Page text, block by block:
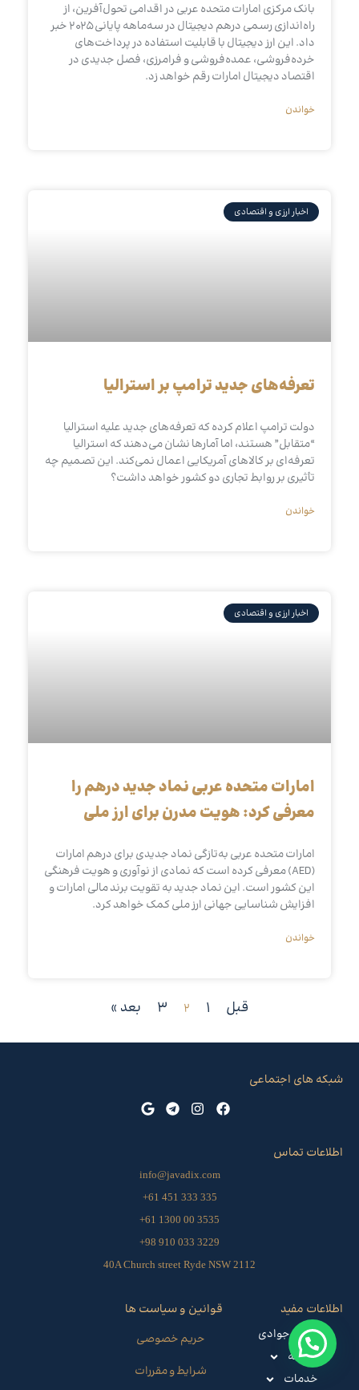
بانک مرکزی امارات متحده عربی در اقدامی تحول‌آفرین، از
راه‌اندازی رسمی درهم دیجیتال در سه‌ماهه پایانی ۲۰۲۵ خبر
داد. این ارز دیجیتال با قابلیت استفاده در پرداخت‌های
خرده‌فروشی، عمده‌فروشی و فرامرزی، فصل جدیدی در
اقتصاد دیجیتال امارات رقم خواهد زد.
خواندن
اخبار ارزی و اقتصادی
تعرفه‌های جدید ترامپ بر استرالیا
دولت ترامپ اعلام کرده که تعرفه‌های جدید علیه استرالیا
“متقابل” هستند، اما آمارها نشان می‌دهند که استرالیا
تعرفه‌ای بر کالاهای آمریکایی اعمال نمی‌کند. این تصمیم چه
تأثیری بر روابط تجاری دو کشور خواهد داشت؟
خواندن
اخبار ارزی و اقتصادی
امارات متحده عربی نماد جدید درهم را
معرفی کرد: هویت مدرن برای ارز ملی
امارات متحده عربی به‌تازگی نماد جدیدی برای درهم امارات
(AED) معرفی کرده است که نمادی از نوآوری و هویت فرهنگی
این کشور است. این نماد جدید به تقویت برند مالی امارات و
افزایش شناسایی جهانی ارز ملی کمک خواهد کرد.
خواندن
قبل 1
2
3 بعد »
اطلاعات مفید
صرافی جوادی
حواله
خدمات
قوانین و سیاست ها
حریم خصوصی
شرایط و مقررات
اطلاعات تماس
info@javadix.com
335 333 451 61+
3535 00 1300 61+
3229 033 910 98+
40A Church street Ryde NSW 2112
شبکه های اجتماعی